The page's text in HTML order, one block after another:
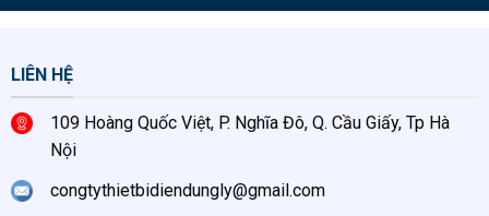
LIÊN HỆ
109 Hoàng Quốc Việt, P. Nghĩa Đô, Q. Cầu Giấy, Tp Hà
Nội
congtythietbidiendungly@gmail.com